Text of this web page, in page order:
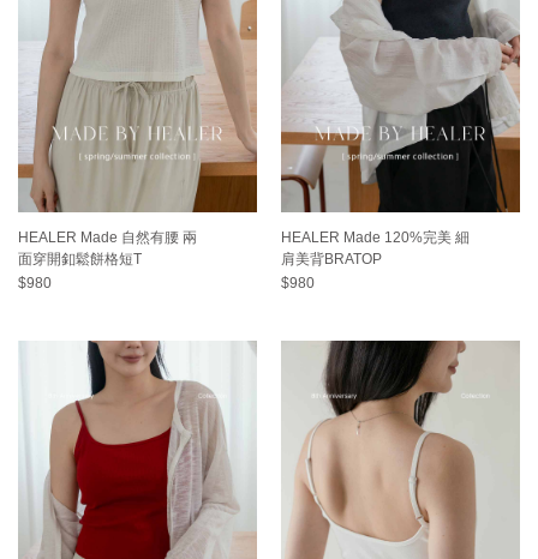
HEALER Made 自然有腰 兩
面穿開釦鬆餅格短T
$980
HEALER Made 120%完美 細
肩美背BRATOP
$980